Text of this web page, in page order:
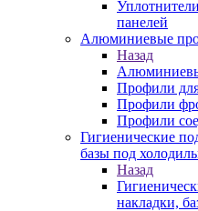
панелей
Алюминиевые
Назад
Профили
Профили
Профили
Гигиенические
базы под
Назад
накладки,